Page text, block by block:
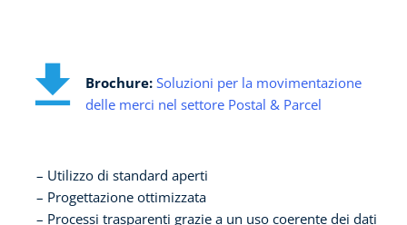
Brochure: Soluzioni per la movimentazione
delle merci nel settore Postal & Parcel
Utilizzo di standard aperti
Progettazione ottimizzata
Processi trasparenti grazie a un uso coerente dei dati